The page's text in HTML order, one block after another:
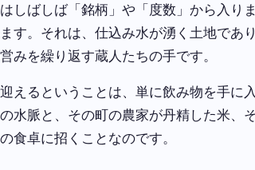
しばしば「銘柄」や「度数」から入り
す。それは、仕込み水が湧く土地であ
みを繰り返す蔵人たちの手です。
えるということは、単に飲み物を手に
水脈と、その町の農家が丹精した米、
食卓に招くことなのです。